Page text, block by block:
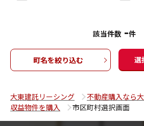
該当件数 -件
町名を絞り込む 選
大東建託リーシング
不動産購入なら
収益物件を購入
市区町村選択画面